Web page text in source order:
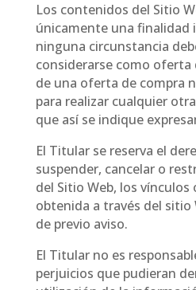
Los contenidos del Sitio
únicamente una finalidad
ninguna circunstancia
considerarse como
de una oferta de compra
para realizar cualquier
que así se indique
El Titular se reserva el
suspender, cancelar o
del Sitio Web, los
obtenida a través del sitio
de previo aviso.
El Titular no es
perjuicios que pudieran